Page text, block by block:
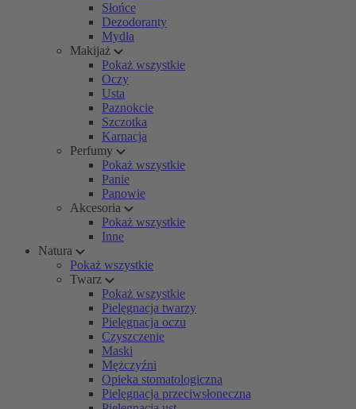
Słońce
Dezodoranty
Mydła
Makijaż
Pokaż wszystkie
Oczy
Usta
Paznokcie
Szczotka
Karnacja
Perfumy
Pokaż wszystkie
Panie
Panowie
Akcesoria
Pokaż wszystkie
Inne
Natura
Pokaż wszystkie
Twarz
Pokaż wszystkie
Pielęgnacja twarzy
Pielęgnacja oczu
Czyszczenie
Maski
Mężczyźni
Opieka stomatologiczna
Pielęgnacja przeciwsłoneczna